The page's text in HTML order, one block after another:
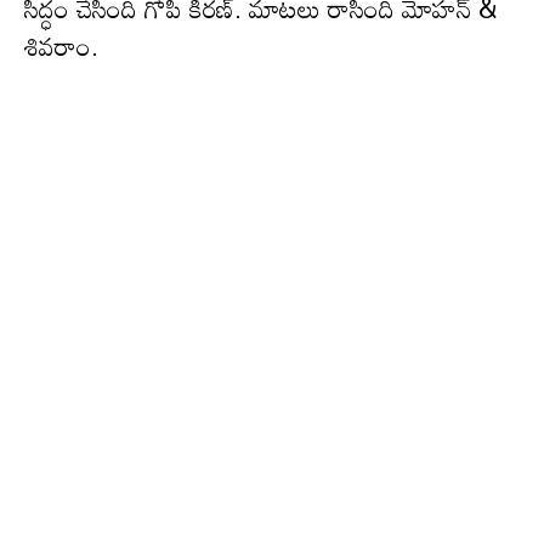
శివరాం.